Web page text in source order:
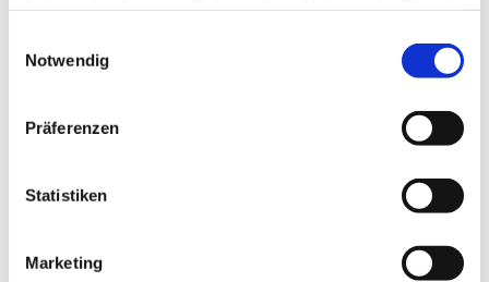
Notwendig
Präferenzen
Statistiken
Marketing